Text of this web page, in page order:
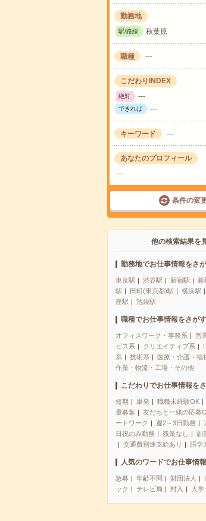
勤務地
駅/路線 秋葉原
職種 ---
こだわりINDEX
絶対 ---
できれば ---
キーワード ---
あなたのプロフィール
---
条件の変
他の検索結果を
勤務地でお仕事情報をさ
東京駅 渋谷駅 新宿駅 新
駅
田町(東京都)駅 横浜駅
座駅
池袋駅
職種でお仕事情報をさがす
オフィスワーク・事務系
営
ビス系
クリエイティブ系
系
技術系 医療・介護・福
作業・物流・工場・その他
こだわりでお仕事情報を
短期 単発 職種未経験OK
量募集
友だちと一緒の応募
ートワーク
週2～3日勤務
日祝のみ勤務
残業なし
副
交通費別途支給あり
語学
人気のワードでお仕事情
急募 年齢不問 財団法人
ック
テレビ局 封入 大学